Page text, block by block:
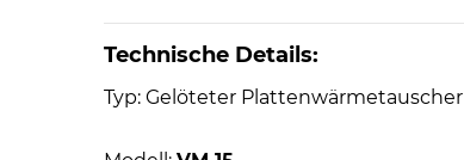
Technische Details:
Typ: Gelöteter Plattenwärmetauscher